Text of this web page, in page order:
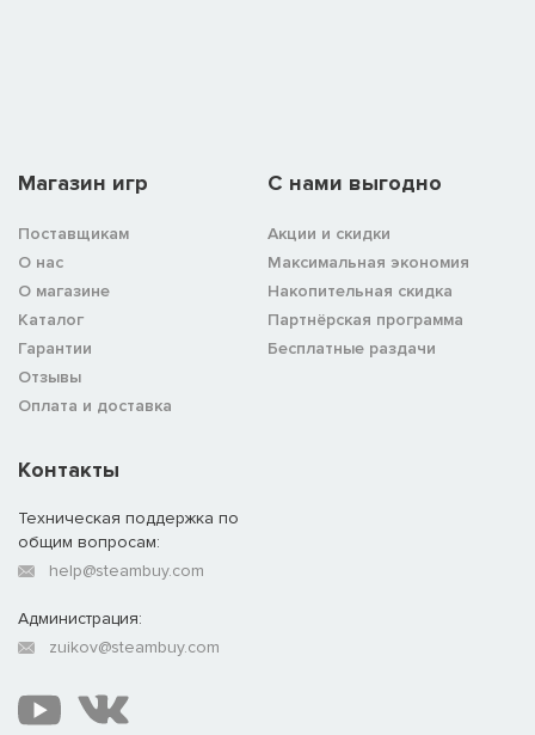
Магазин игр
Поставщикам
О нас
О магазине
Каталог
Гарантии
Отзывы
Оплата и доставка
C нами выгодно
Акции и скидки
Максимальная экономия
Накопительная скидка
Партнёрская программа
Бесплатные раздачи
Контакты
Техническая поддержка по
общим вопросам:
help@steambuy.com
Администрация:
zuikov@steambuy.com